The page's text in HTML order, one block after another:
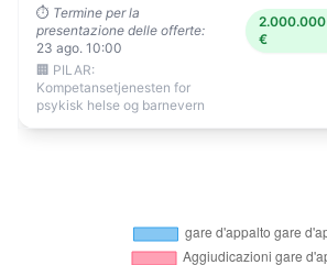
⏱️ Termine per la
presentazione delle offerte:
23 ago. 10:00
🏢 PILAR:
Kompetansetjenesten for
psykisk helse og barnevern
2.000.000
€